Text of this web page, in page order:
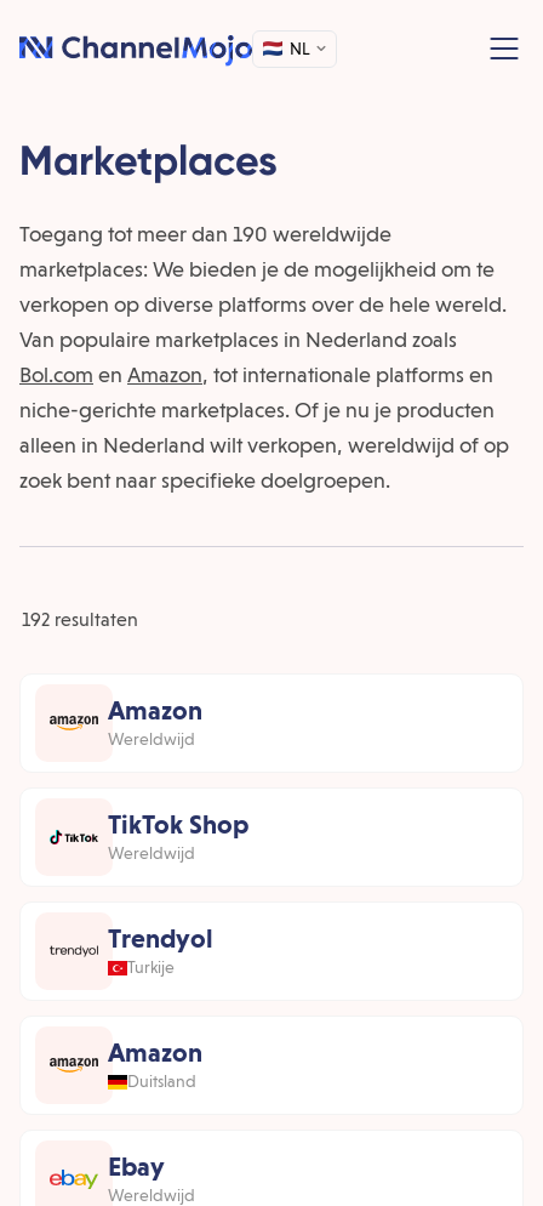
NL
Marketplaces
Toegang tot meer dan 190 wereldwijde
marketplaces: We bieden je de mogelijkheid om te
verkopen op diverse platforms over de hele wereld.
Van populaire marketplaces in Nederland zoals
Bol.com en Amazon, tot internationale platforms en
niche-gerichte marketplaces. Of je nu je producten
alleen in Nederland wilt verkopen, wereldwijd of op
zoek bent naar specifieke doelgroepen.
192 resultaten
Amazon
Wereldwijd
TikTok Shop
Wereldwijd
Trendyol
Turkije
Amazon
Duitsland
Ebay
Wereldwijd